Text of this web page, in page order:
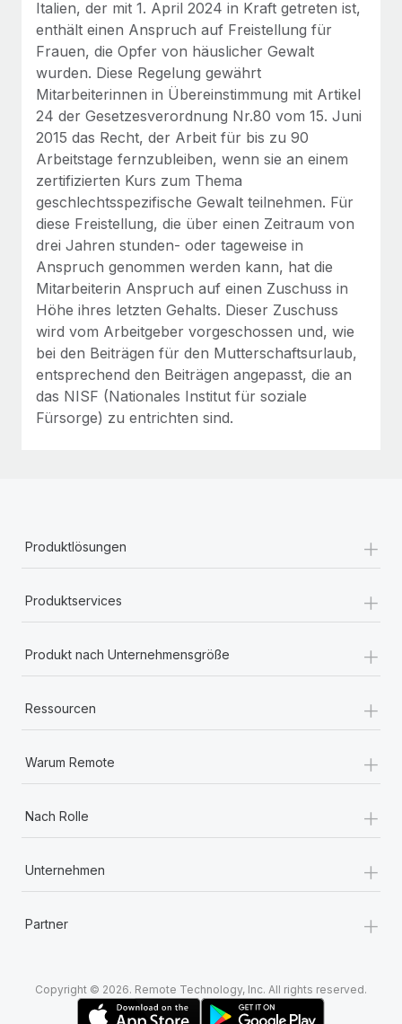
Italien, der mit 1. April 2024 in Kraft getreten ist,
enthält einen Anspruch auf Freistellung für
Frauen, die Opfer von häuslicher Gewalt
wurden. Diese Regelung gewährt
Mitarbeiterinnen in Übereinstimmung mit Artikel
24 der Gesetzesverordnung Nr.80 vom 15. Juni
2015 das Recht, der Arbeit für bis zu 90
Arbeitstage fernzubleiben, wenn sie an einem
zertifizierten Kurs zum Thema
geschlechtsspezifische Gewalt teilnehmen. Für
diese Freistellung, die über einen Zeitraum von
drei Jahren stunden- oder tageweise in
Anspruch genommen werden kann, hat die
Mitarbeiterin Anspruch auf einen Zuschuss in
Höhe ihres letzten Gehalts. Dieser Zuschuss
wird vom Arbeitgeber vorgeschossen und, wie
bei den Beiträgen für den Mutterschaftsurlaub,
entsprechend den Beiträgen angepasst, die an
das NISF (Nationales Institut für soziale
Fürsorge) zu entrichten sind.
Produktlösungen +
Produktservices +
Produkt nach Unternehmensgröße +
Ressourcen +
Warum Remote +
Nach Rolle +
Unternehmen +
Partner +
Copyright © 2026. Remote Technology, Inc. All rights reserved.